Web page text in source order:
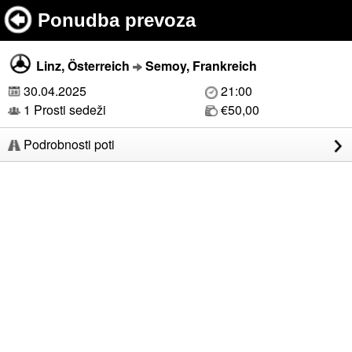
Ponudba prevoza
Linz, Österreich
Semoy, Frankreich
30.04.2025
21:00
1 Prosti sedeži
€50,00
Podrobnosti poti